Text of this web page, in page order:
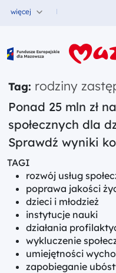
więcej
Fundusze Europejskie dla
Tag: rodziny
Ponad 25 mln zł
społecznych dla
Sprawdź wyniki
TAGI
rozwój usług
poprawa jakości
dzieci i młodzież
instytucje nauki
działania
wykluczenie
umiejętności
zapobieganie